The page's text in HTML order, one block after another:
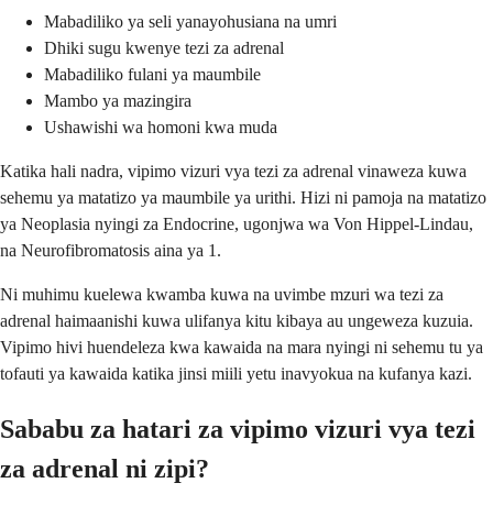
Mabadiliko ya seli yanayohusiana na umri
Dhiki sugu kwenye tezi za adrenal
Mabadiliko fulani ya maumbile
Mambo ya mazingira
Ushawishi wa homoni kwa muda
Katika hali nadra, vipimo vizuri vya tezi za adrenal vinaweza kuwa
sehemu ya matatizo ya maumbile ya urithi. Hizi ni pamoja na matatizo
ya Neoplasia nyingi za Endocrine, ugonjwa wa Von Hippel-Lindau,
na Neurofibromatosis aina ya 1.
Ni muhimu kuelewa kwamba kuwa na uvimbe mzuri wa tezi za
adrenal haimaanishi kuwa ulifanya kitu kibaya au ungeweza kuzuia.
Vipimo hivi huendeleza kwa kawaida na mara nyingi ni sehemu tu ya
tofauti ya kawaida katika jinsi miili yetu inavyokua na kufanya kazi.
Sababu za hatari za vipimo vizuri vya tezi
za adrenal ni zipi?